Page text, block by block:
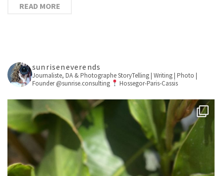
READ MORE
sunriseneverends
Journaliste, DA & PhotographeStoryTelling | Writing | Photo |
Founder @sunrise.consulting
Hossegor-Paris-Cassis